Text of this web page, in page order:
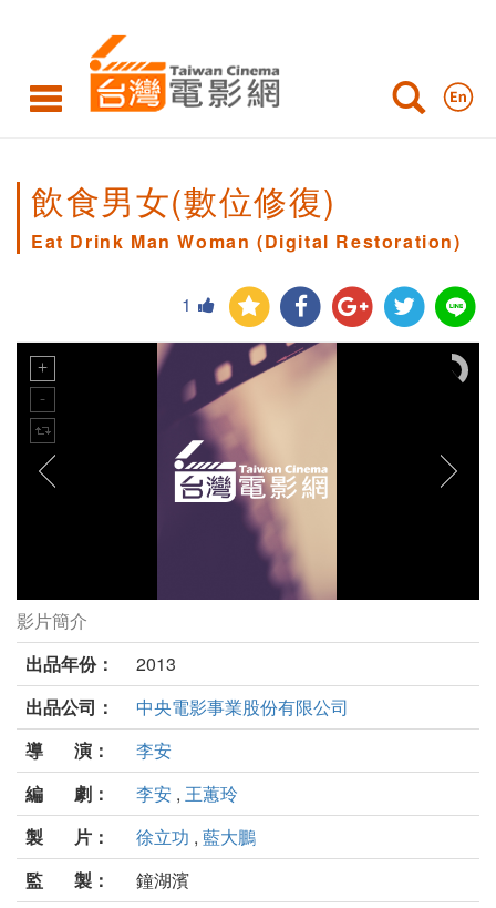
飲食男女(數位修復)
Eat Drink Man Woman (Digital Restoration)
1
飲食男女(數位修復)劇照
影片簡介
出品年份：
2013
出品公司：
中央電影事業股份有限公司
導 演：
李安
編 劇：
李安 , 王蕙玲
製 片：
徐立功 , 藍大鵬
監 製：
鐘湖濱